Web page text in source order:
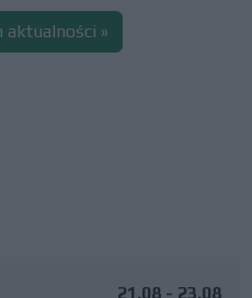
aktualności »
21.08 - 23.08